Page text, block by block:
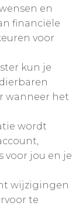
en
financiële
voor
kun je
wanneer het
wordt
voor jou en je
wijzigingen
te